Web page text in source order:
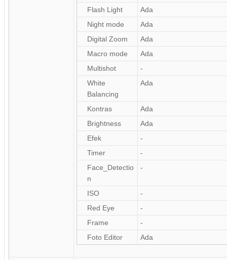
Flash Light
Ada
Night mode
Ada
Digital Zoom
Ada
Macro mode
Ada
Multishot
-
White
Balancing
Ada
Kontras
Ada
Brightness
Ada
Efek
-
Timer
-
Face_Detectio
n
-
ISO
-
Red Eye
-
Frame
-
Foto Editor
Ada